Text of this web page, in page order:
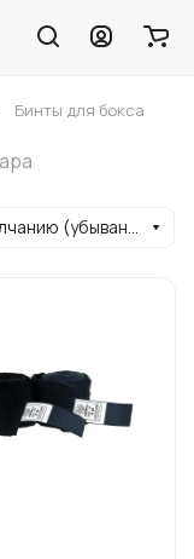
Бинты для бокса
По умолчанию (убывание)